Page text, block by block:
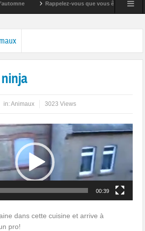
Rappelez-vous que vous êtes super !
in:Animaux 3023 Views
00:39
dans cette cuisine et arrive à
pro!